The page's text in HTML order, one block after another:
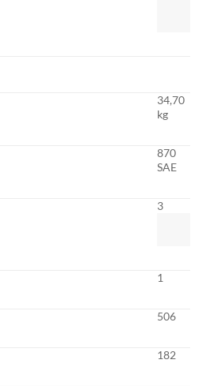
34,70
kg
870
SAE
3
1
506
182